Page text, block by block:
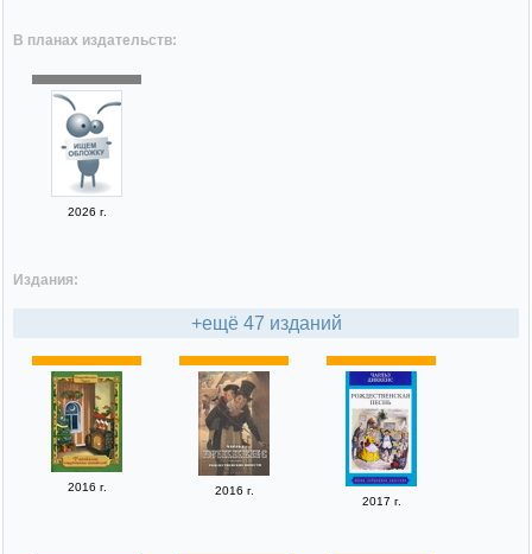
В планах издательств:
2026 г.
Издания:
+ещё 47 изданий
2016 г.
2016 г.
2017 г.